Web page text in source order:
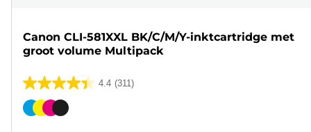
Canon CLI-581XXL BK/C/M/Y-inktcartridge met
groot volume Multipack
4.4 (311)
4.4
van
Kleurencartridge